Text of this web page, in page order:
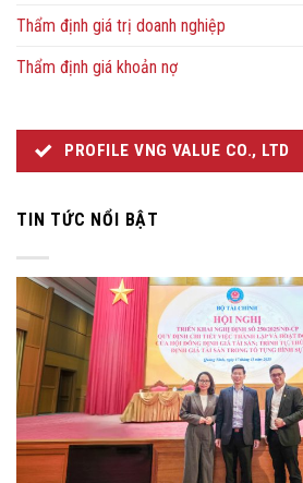
Thẩm định giá trị doanh nghiệp
Thẩm định giá khoản nợ
PROFILE VNG VALUE CO., LTD
TIN TỨC NỔI BẬT